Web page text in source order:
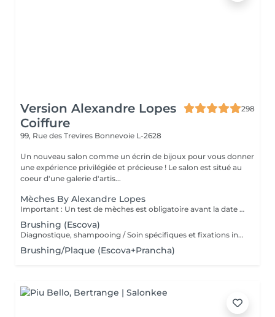
Version Alexandre Lopes
Coiffure
298
99, Rue des Trevires Bonnevoie L-2628
Un nouveau salon comme un écrin de bijoux pour vous donner
une expérience privilégiée et précieuse ! Le salon est situé au
coeur d'une galerie d'artis...
Mèches By Alexandre Lopes
Important : Un test de mèches est obligatoire avant la date du rendez-vous. Ce test permet d'évaluer la résistance du cheveu et d'assurer la sécurité ainsi que la qualité du résultat final. Le rendez-vous pour le service complet ne sera confirmé qu'après la réalisation de ce test. Nos mèches sont un service complet, conçu pour offrir un résultat à la fois lumineux, harmonieux et respectueux de la santé du cheveu. Le tarif inclut toutes les étapes du processus : réalisation des mèches, soin capillaire, effet fondu (ombré/estompage de racine), patine (tonalisation) et coiffage final. Nous travaillons avec des techniques personnalisées afin de garantir un rendu naturel, une transition de couleur douce et une finition impeccable.
Brushing (Escova)
Diagnostique, shampooing / Soin spécifiques et fixations inclus
Brushing/Plaque (Escova+Prancha)